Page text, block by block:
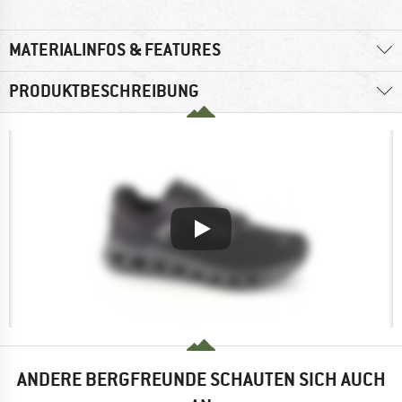
MATERIALINFOS & FEATURES
PRODUKTBESCHREIBUNG
ANDERE BERGFREUNDE SCHAUTEN SICH AUCH